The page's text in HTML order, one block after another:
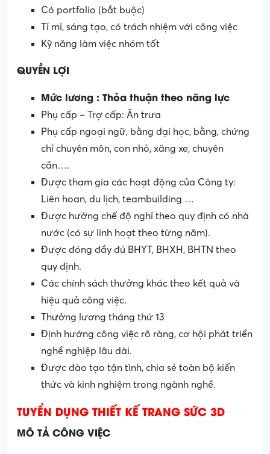
Có portfolio (bắt buộc)
Tỉ mỉ, sáng tạo, có trách nhiệm với công việc
Kỹ năng làm việc nhóm tốt
QUYỀN LỢI
Mức lương : Thỏa thuận theo năng lực
Phụ cấp – Trợ cấp: Ăn trưa
Phụ cấp ngoại ngữ, bằng đại học, bằng, chứng
chỉ chuyên môn, con nhỏ, xăng xe, chuyên
cần….
Được tham gia các hoạt động của Công ty:
Liên hoan, du lịch, teambuilding …
Được hưởng chế độ nghỉ theo quy định có nhà
nước (có sự linh hoạt theo từng năm).
Được đóng đầy đủ BHYT, BHXH, BHTN theo
quy định.
Các chính sách thưởng khác theo kết quả và
hiệu quả công việc.
Thưởng lương tháng thứ 13
Định hướng công việc rõ ràng, cơ hội phát triển
nghề nghiệp lâu dài.
Được đào tạo tận tình, chia sẻ toàn bộ kiến
thức và kinh nghiệm trong ngành nghề.
TUYỂN DỤNG THIẾT KẾTRANG SỨC 3D
MÔ TẢ CÔNG VIỆC